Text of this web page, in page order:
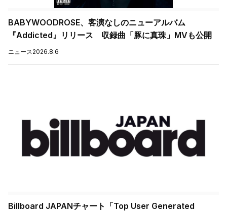
BABYWOODROSE、客演なしのニューアルバム
『Addicted』リリース 収録曲「豚に真珠」MVも公開
ニュース 2026.8.6
Billboard JAPANチャート「Top User Generated